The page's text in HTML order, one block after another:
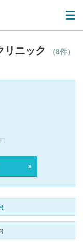
リニック （8件）
)
)
)